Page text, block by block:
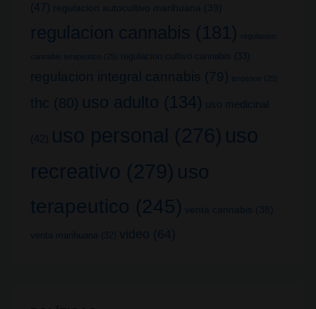
(47) regulacion autocultivo marihuana (39)
regulacion cannabis (181) regulacion
cannabis terapeutico (25) regulacion cultivo cannabis (33)
regulacion integral cannabis (79) terpenos (25)
thc (80) uso adulto (134) uso medicinal
(42) uso personal (276) uso
recreativo (279) uso
terapeutico (245) venta cannabis (38)
venta marihuana (32) video (64)